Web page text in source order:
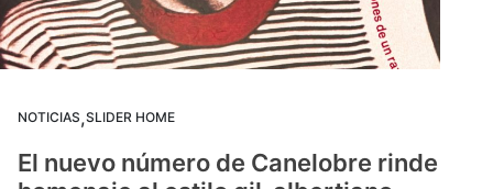
NOTICIAS,SLIDER HOME
El nuevo número de Canelobre rinde